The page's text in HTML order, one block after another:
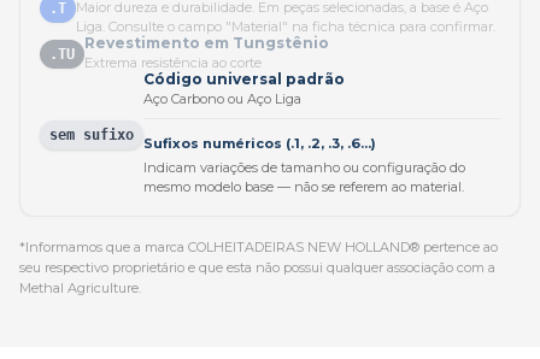
.T
Maior dureza e durabilidade. Em peças selecionadas, a base é Aço
Liga. Consulte o campo "Material" na ficha técnica para confirmar.
.TU
Revestimento em Tungstênio
Extrema resistência ao corte
sem sufixo
Código universal padrão
Aço Carbono ou Aço Liga
Sufixos numéricos (.1, .2, .3, .6...)
Indicam variações de tamanho ou configuração do
mesmo modelo base — não se referem ao material.
*Informamos que a marca COLHEITADEIRAS NEW HOLLAND® pertence ao
seu respectivo proprietário e que esta não possui qualquer associação com a
Methal Agriculture.